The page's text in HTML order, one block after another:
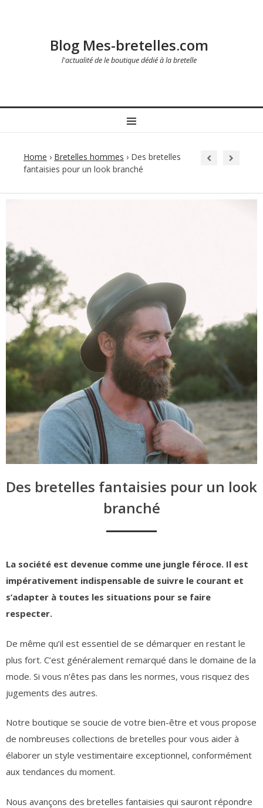
Blog Mes-bretelles.com
l'actualité de le boutique dédié à la bretelle
MENU
Home › Bretelles hommes › Des bretelles
fantaisies pour un look branché
Des bretelles fantaisies pour un look
branché
La société est devenue comme une jungle féroce. Il est
impérativement indispensable de suivre le courant et
s’adapter à toutes les situations pour se faire
respecter.
De même qu’il est essentiel de se démarquer en restant le
plus fort. C’est généralement remarqué dans le domaine de la
mode. Si vous n’êtes pas dans les normes, vous risquez des
jugements des autres.
Notre boutique se soucie de votre bien-être et vous propose
de nombreuses collections de bretelles pour vous aider à
élaborer un style vestimentaire exceptionnel, conformément
aux tendances du moment.
Nous avançons des bretelles fantaisies qui sauront répondre